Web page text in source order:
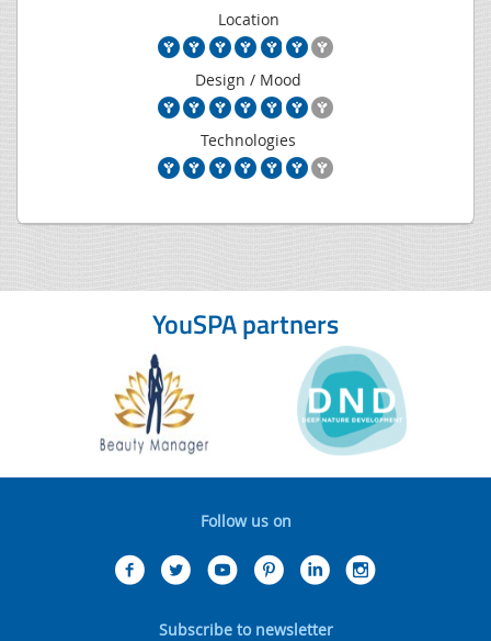
Location
Design / Mood
Technologies
YouSPA partners
Follow us on
Subscribe to newsletter